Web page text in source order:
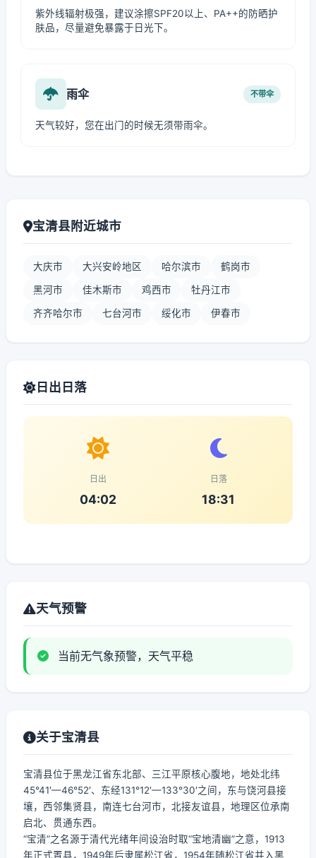
紫外线辐射极强，建议涂擦SPF20以上、PA++的防晒护
肤品，尽量避免暴露于日光下。
雨伞 不带伞
天气较好，您在出门的时候无须带雨伞。
宝清县附近城市
大庆市 大兴安岭地区 哈尔滨市 鹤岗市
黑河市 佳木斯市 鸡西市 牡丹江市
齐齐哈尔市 七台河市 绥化市 伊春市
日出日落
日出
04:02
日落
18:31
天气预警
当前无气象预警，天气平稳
关于宝清县
宝清县位于黑龙江省东北部、三江平原核心腹地，地处北纬
45°41′—46°52′、东经131°12′—133°30′之间，东与饶河县接
壤，西邻集贤县，南连七台河市，北接友谊县，地理区位承南
启北、贯通东西。
“宝清”之名源于清代光绪年间设治时取“宝地清幽”之意，1913
年正式置县，1949年后隶属松江省，1954年随松江省并入黑